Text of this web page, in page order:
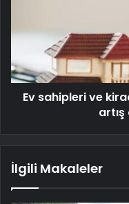
Ev sahipleri ve
İlgili Makaleler